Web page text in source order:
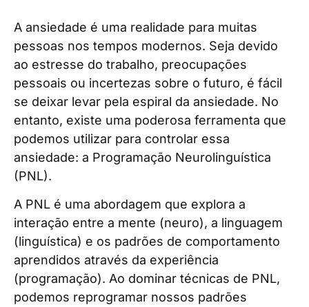
A ansiedade é uma realidade para muitas
pessoas nos tempos modernos. Seja devido
ao estresse do trabalho, preocupações
pessoais ou incertezas sobre o futuro, é fácil
se deixar levar pela espiral da ansiedade. No
entanto, existe uma poderosa ferramenta que
podemos utilizar para controlar essa
ansiedade: a Programação Neurolinguística
(PNL).
A PNL é uma abordagem que explora a
interação entre a mente (neuro), a linguagem
(linguística) e os padrões de comportamento
aprendidos através da experiência
(programação). Ao dominar técnicas de PNL,
podemos reprogramar nossos padrões